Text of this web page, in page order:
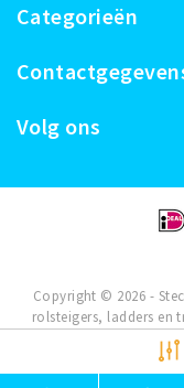
Categorieën
Volg ons
Copyright © 2026 -
rolsteigers, ladders en